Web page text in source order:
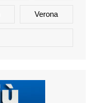
Verona